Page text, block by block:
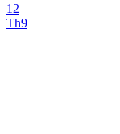
12
Th9